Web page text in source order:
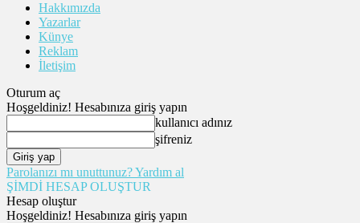
Hakkımızda
Yazarlar
Künye
Reklam
İletişim
Oturum aç
Hoşgeldiniz! Hesabınıza giriş yapın
kullanıcı adınız
şifreniz
Parolanızı mı unuttunuz? Yardım al
ŞİMDİ HESAP OLUŞTUR
Hesap oluştur
Hoşgeldiniz! Hesabınıza giriş yapın